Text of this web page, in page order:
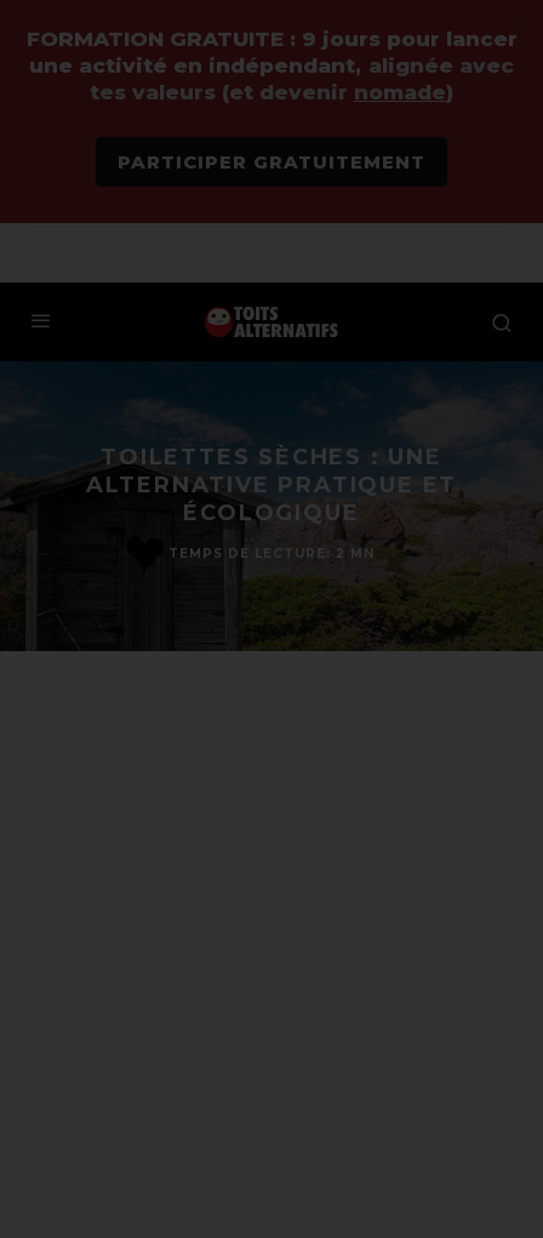
TOILETTES SÈCHES : UNE
ALTERNATIVE PRATIQUE ET
ÉCOLOGIQUE
TEMPS DE LECTURE: 2 MN
FORMATION GRATUITE : 9 jours pour lancer
une activité en indépendant, alignée avec
tes valeurs (et devenir nomade)
PARTICIPER GRATUITEMENT